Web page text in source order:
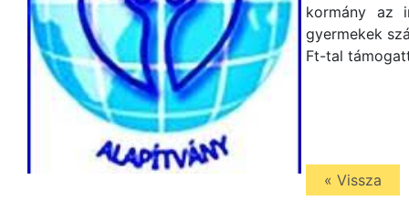
kormány az
gyermekek
Ft-tal
« Vissza